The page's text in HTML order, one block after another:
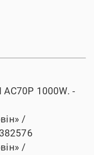
AC70P 1000W. -
/
/